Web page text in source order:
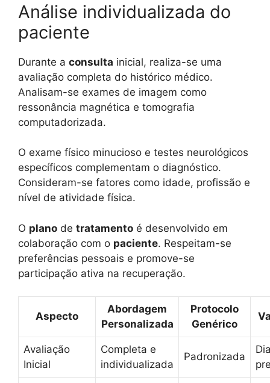
Análise individualizada do
paciente
Durante a consulta inicial, realiza-se uma
avaliação completa do histórico médico.
Analisam-se exames de imagem como
ressonância magnética e tomografia
computadorizada.
O exame físico minucioso e testes neurológicos
específicos complementam o diagnóstico.
Consideram-se fatores como idade, profissão e
nível de atividade física.
O plano de tratamento é desenvolvido em
colaboração com o paciente. Respeitam-se
preferências pessoais e promove-se
participação ativa na recuperação.
Aspecto
Abordagem
Personalizada
Protocolo
Genérico
Avaliação
Inicial
Completa e
individualizada
Padronizada